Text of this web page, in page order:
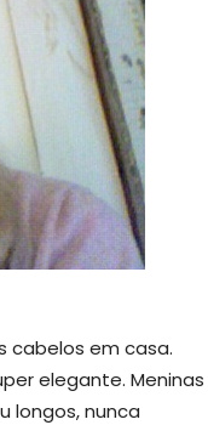
cabelos em casa.
elegante. Meninas
longos, nunca